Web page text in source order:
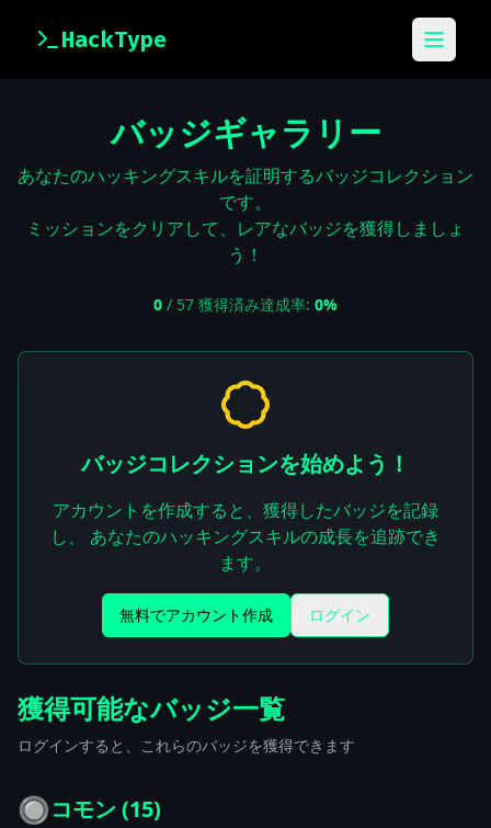
HackType メニュ
バッジギャラリー
あなたのハッキングスキルを証明するバッジコレクション
です。
ミッションをクリアして、レアなバッジを獲得しましょ
う！
0 / 57 獲得済み達成率: 0%
バッジコレクションを始めよう！
アカウントを作成すると、獲得したバッジを記録
し、 あなたのハッキングスキルの成長を追跡でき
ます。
無料でアカウント作成 ログイン
獲得可能なバッジ一覧
ログインすると、これらのバッジを獲得できます
🔘コモン (15)